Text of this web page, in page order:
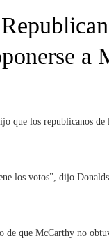
a
que los republicanos de
los votos”, dijo
que McCarthy no